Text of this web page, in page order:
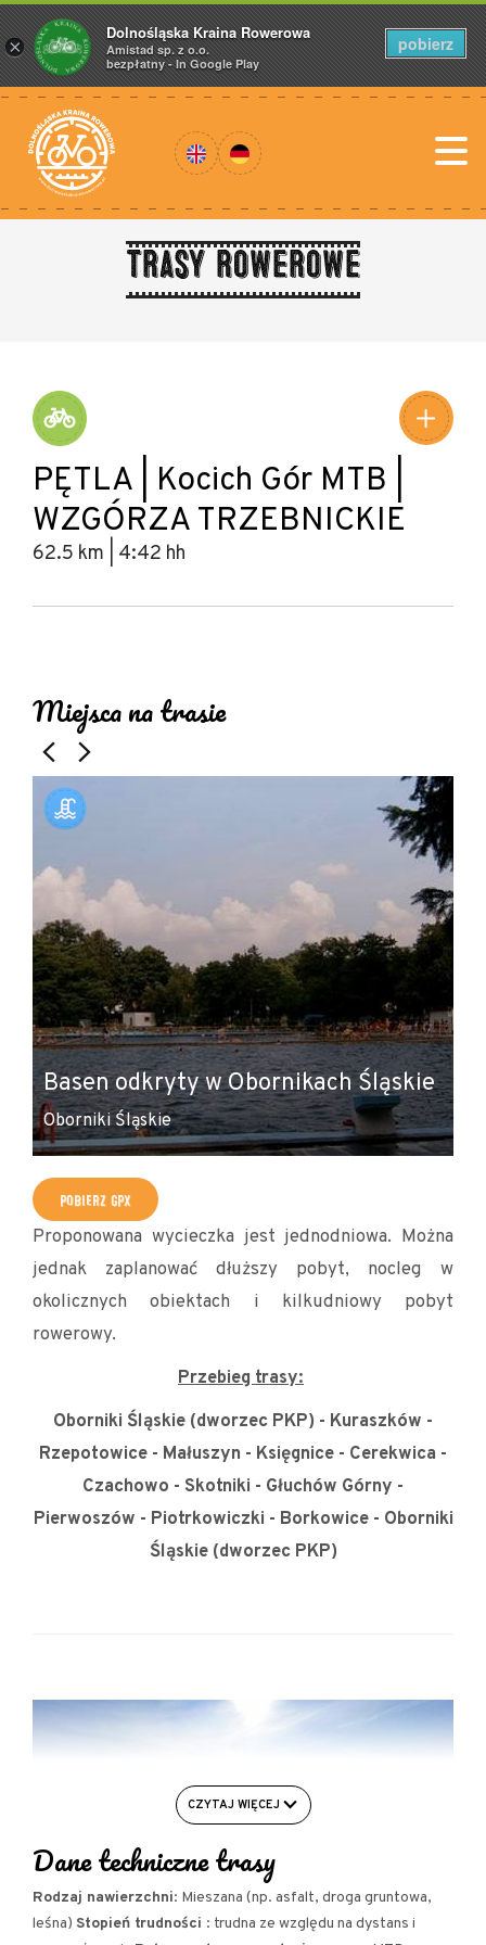
Trasy rowerowe
PĘTLA | Kocich Gór MTB |
WZGÓRZA TRZEBNICKIE
62.5 km | 4:42 hh
−
Miejsca na trasie
Basen odkryty w Obornikach Śląskie
Oborniki Śląskie
POBIERZ GPX
Proponowana wycieczka jest jednodniowa. Można
jednak zaplanować dłuższy pobyt, nocleg w
okolicznych obiektach i kilkudniowy pobyt
rowerowy.
Przebieg trasy:
Oborniki Śląskie (dworzec PKP) - Kuraszków -
Rzepotowice - Małuszyn - Księgnice - Cerekwica -
Czachowo - Skotniki - Głuchów Górny -
Pierwoszów - Piotrkowiczki - Borkowice - Oborniki
Śląskie (dworzec PKP)
CZYTAJ WIĘCEJ
Dane techniczne trasy
Rodzaj nawierzchni: Mieszana (np. asfalt, droga gruntowa,
leśna) Stopień trudności : trudna ze względu na dystans i
×
Dolnośląska Kraina Rowerowa
Amistad sp. z o.o.
bezpłatny - In Google Play
pobierz